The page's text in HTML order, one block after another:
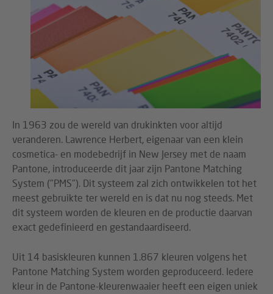
In 1963 zou de wereld van drukinkten voor altijd
veranderen. Lawrence Herbert, eigenaar van een klein
cosmetica- en modebedrijf in New Jersey met de naam
Pantone, introduceerde dit jaar zijn Pantone Matching
System ("PMS"). Dit systeem zal zich ontwikkelen tot het
meest gebruikte ter wereld en is dat nu nog steeds. Met
dit systeem worden de kleuren en de productie daarvan
exact gedefinieerd en gestandaardiseerd.
Uit 14 basiskleuren kunnen 1.867 kleuren volgens het
Pantone Matching System worden geproduceerd. Iedere
kleur in de Pantone-kleurenwaaier heeft een eigen uniek